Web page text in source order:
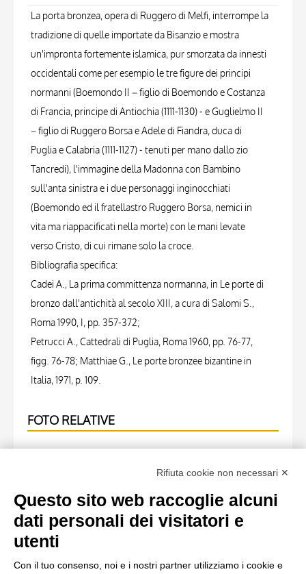
La porta bronzea, opera di Ruggero di Melfi, interrompe la
tradizione di quelle importate da Bisanzio e mostra
un'impronta fortemente islamica, pur smorzata da innesti
occidentali come per esempio le tre figure dei principi
normanni (Boemondo II – figlio di Boemondo e Costanza
di Francia, principe di Antiochia (1111-1130) - e Guglielmo II
– figlio di Ruggero Borsa e Adele di Fiandra, duca di
Puglia e Calabria (1111-1127) - tenuti per mano dallo zio
Tancredi), l'immagine della Madonna con Bambino
sull'anta sinistra e i due personaggi inginocchiati
(Boemondo ed il fratellastro Ruggero Borsa, nemici in
vita ma riappacificati nella morte) con le mani levate
verso Cristo, di cui rimane solo la croce.
Bibliografia specifica:
Cadei A., La prima committenza normanna, in Le porte di
bronzo dall'antichità al secolo XIII, a cura di Salomi S.,
Roma 1990, I, pp. 357-372;
Petrucci A., Cattedrali di Puglia, Roma 1960, pp. 76-77,
figg. 76-78; Matthiae G., Le porte bronzee bizantine in
Italia, 1971, p. 109.
FOTO RELATIVE
Scheda foto
Alinari, Fratelli , Canosa - Puglie. Cattedrale. Tomba di
Boemondo principe di Antioca Porta in Bronzo. (Ruggero
di Melfi).
Scheda foto
Alinari, Fratelli , Canosa - Puglie. Cattedrale. Tomba di
Rifiuta cookie non necessari ✕
Questo sito web raccoglie alcuni
dati personali dei visitatori e
utenti
Con il tuo consenso, noi e i nostri partner utilizziamo i cookie e